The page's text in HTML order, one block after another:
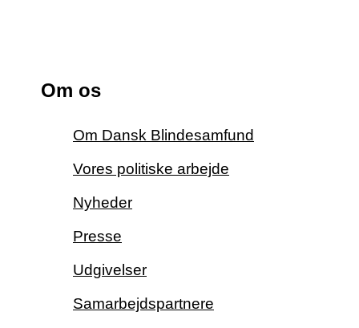
Om os
Om Dansk Blindesamfund
Vores politiske arbejde
Nyheder
Presse
Udgivelser
Samarbejdspartnere